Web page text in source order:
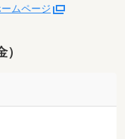
ムページ